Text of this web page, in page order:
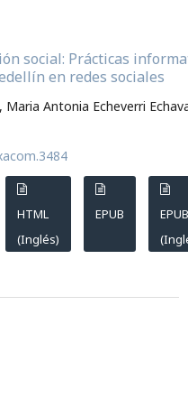
social: Prácticas
en redes sociales
Antonia Echeverri
HTML
(Inglés)
EPUB